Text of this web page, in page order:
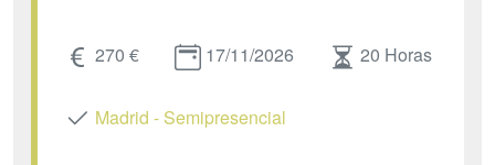
270 € 17/11/2026 20 Horas
Madrid - Semipresencial